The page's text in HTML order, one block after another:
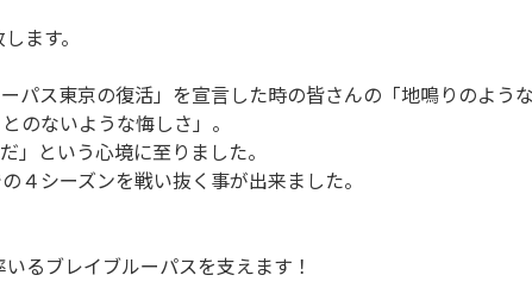
ます。
ス東京の復活」を宣言した時の皆さんの「地鳴りのよう
ないような悔しさ」。
」という心境に至りました。
４シーズンを戦い抜く事が出来ました。
るブレイブルーパスを支えます！